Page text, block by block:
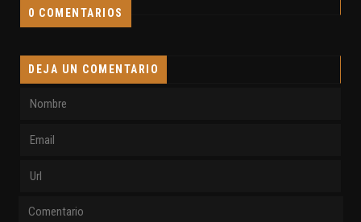
0 COMENTARIOS
DEJA UN COMENTARIO